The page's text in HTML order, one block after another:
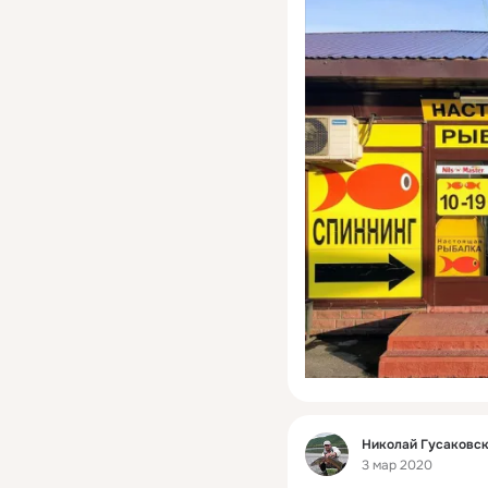
Фид
Николай
3 мар 2020